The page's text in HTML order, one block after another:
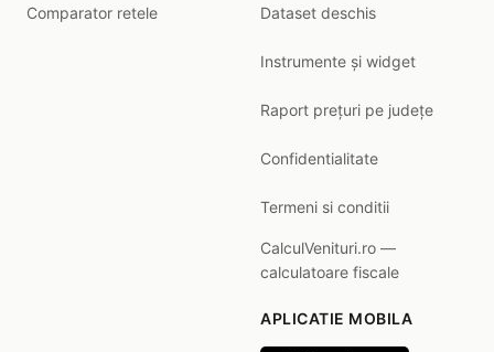
Comparator retele Dataset deschis
Instrumente și widget
Raport prețuri pe județe
Confidentialitate
Termeni si conditii
CalculVenituri.ro —
calculatoare fiscale
APLICATIE MOBILA